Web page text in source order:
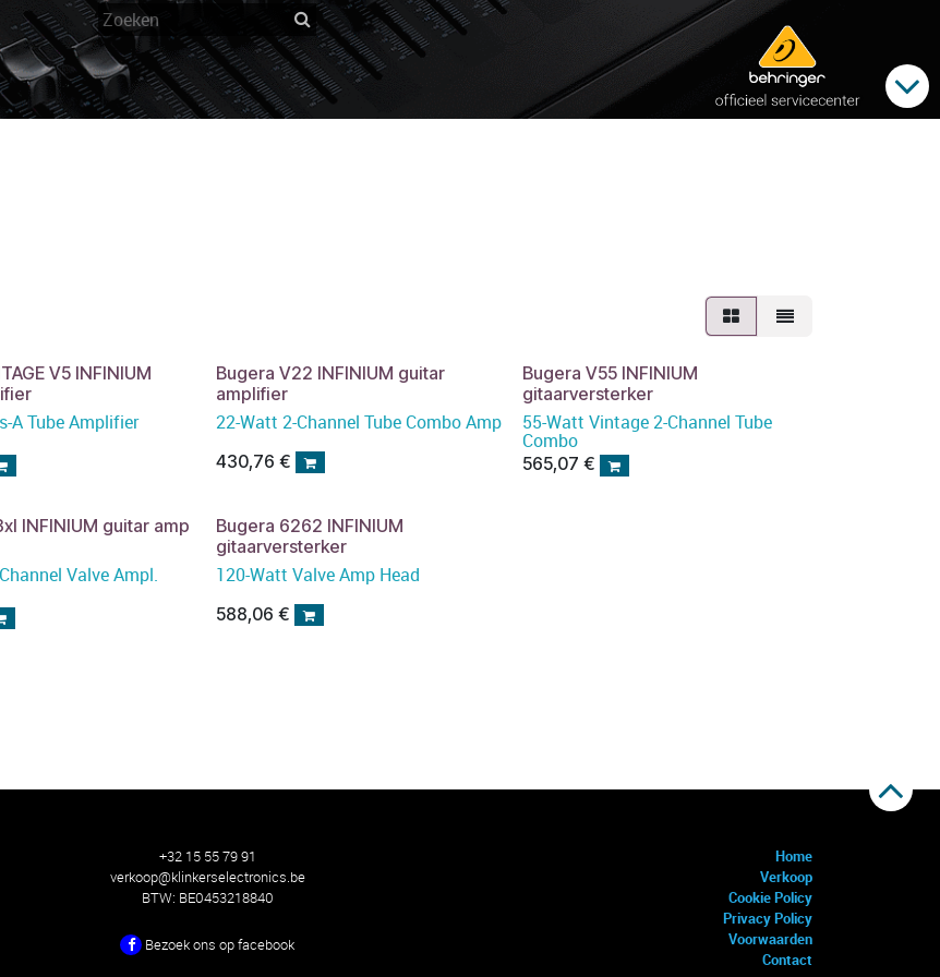
V5 INFINIUM
A Tube Amplifier
Bugera V22 INFINIUM guitar
amplifier
22-Watt 2-Channel Tube Combo Amp
430,76 €
Bugera V55 INFINIUM
gitaarversterker
55-Watt Vintage 2-Channel Tube
Combo
565,07 €
INFINIUM guitar amp
Valve Ampl.
Bugera 6262 INFINIUM
gitaarversterker
120-Watt Valve Amp Head
588,06 €
+32 15 55 79 91
verkoop@klinkerselectronics.be
BTW: BE0453218840
Bezoek ons ​​op facebook
Home
Verkoop
Cookie Policy
Privacy Policy
Voorwaarden
Contact